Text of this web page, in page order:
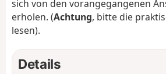
sich von den vorangegangenen
erholen. (Achtung, bitte die
lesen).
Details